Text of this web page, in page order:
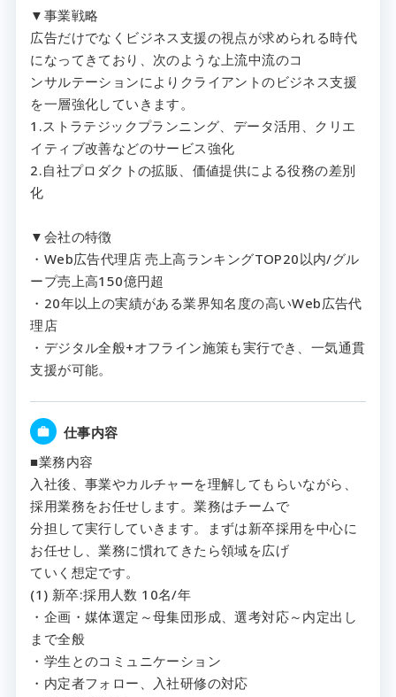
▼事業戦略
広告だけでなくビジネス支援の視点が求められる時代
になってきており、次のような上流中流のコ
ンサルテーションによりクライアントのビジネス支援
を一層強化していきます。
1.ストラテジックプランニング、データ活用、クリエ
イティブ改善などのサービス強化
2.自社プロダクトの拡販、価値提供による役務の差別
化
▼会社の特徴
・Web広告代理店 売上高ランキングTOP20以内/グル
ープ売上高150億円超
・20年以上の実績がある業界知名度の高いWeb広告代
理店
・デジタル全般+オフライン施策も実行でき、一気通貫
支援が可能。
仕事内容
■業務内容
入社後、事業やカルチャーを理解してもらいながら、
採用業務をお任せします。業務はチームで
分担して実行していきます。まずは新卒採用を中心に
お任せし、業務に慣れてきたら領域を広げ
ていく想定です。
(1) 新卒:採用人数 10名/年
・企画・媒体選定～母集団形成、選考対応～内定出し
まで全般
・学生とのコミュニケーション
・内定者フォロー、入社研修の対応